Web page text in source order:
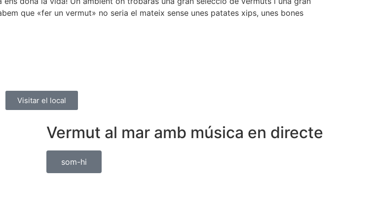
que «fer un vermut» no seria el mateix sense unes patates xips, unes bones
Visitar el local
Vermut al mar amb música en directe
som-hi